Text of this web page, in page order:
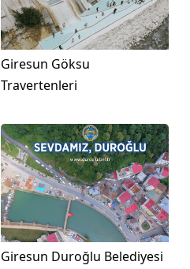
Giresun Göksu
Travertenleri
Giresun Duroğlu Belediyesi